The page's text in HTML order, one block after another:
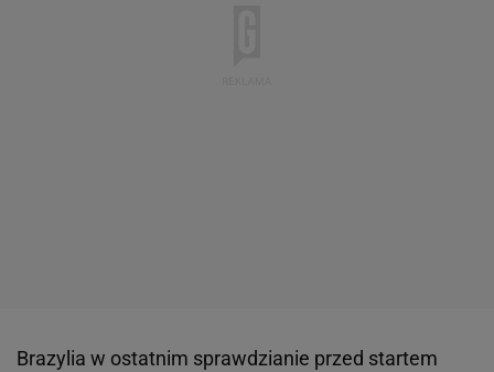
Brazylia w ostatnim sprawdzianie przed startem